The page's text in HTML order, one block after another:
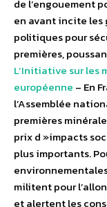
de l’engouement
en avant incite les
politiques pour
premières,
L’Initiative sur les
européenne – En
l’Assemblée
premières
prix d »impacts
plus importants.
militent pour
et alertent les